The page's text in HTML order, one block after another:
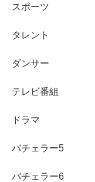
ルや背景と合わせ
体的に見えてきます
あわせて読みたい↓↓
スポーツ
タレント
ダンサー
テレビ番組
ドラマ
バチェラー5
バチェラー6